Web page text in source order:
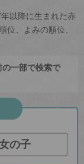
以降に生まれた赤
位、よみの順位、
の一部で検索で
の子